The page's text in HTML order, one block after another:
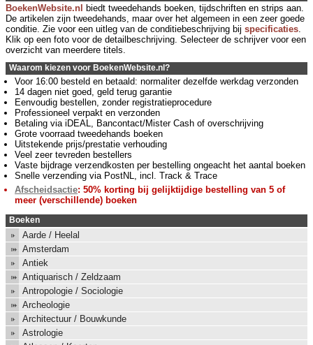
BoekenWebsite.nl
biedt tweedehands boeken, tijdschriften en strips aan.
De artikelen zijn tweedehands, maar over het algemeen in een zeer goede
conditie. Zie voor een uitleg van de conditiebeschrijving bij specificaties.
Klik op een foto voor de detailbeschrijving. Selecteer de schrijver voor een
overzicht van meerdere titels.
Waarom kiezen voor BoekenWebsite.nl?
Voor 16:00 besteld en betaald: normaliter dezelfde werkdag verzonden
14 dagen niet goed, geld terug garantie
Eenvoudig bestellen, zonder registratieprocedure
Professioneel verpakt en verzonden
Betaling via iDEAL, Bancontact/Mister Cash of overschrijving
Grote voorraad tweedehands boeken
Uitstekende prijs/prestatie verhouding
Veel zeer tevreden bestellers
Vaste bijdrage verzendkosten per bestelling ongeacht het aantal boeken
Snelle verzending via PostNL, incl. Track & Trace
Afscheidsactie: 50% korting bij gelijktijdige bestelling van 5 of
meer (verschillende) boeken
Boeken
Aarde / Heelal
Amsterdam
Antiek
Antiquarisch / Zeldzaam
Antropologie / Sociologie
Archeologie
Architectuur / Bouwkunde
Astrologie